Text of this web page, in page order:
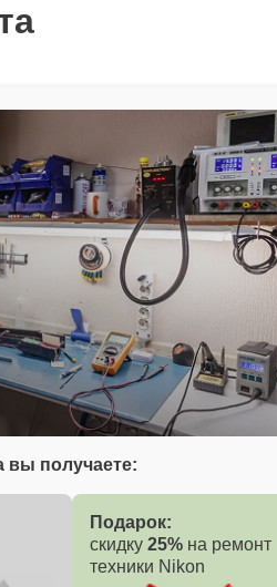
вы получаете:
Подарок:
скидку 25% на ремонт
техники Nikon